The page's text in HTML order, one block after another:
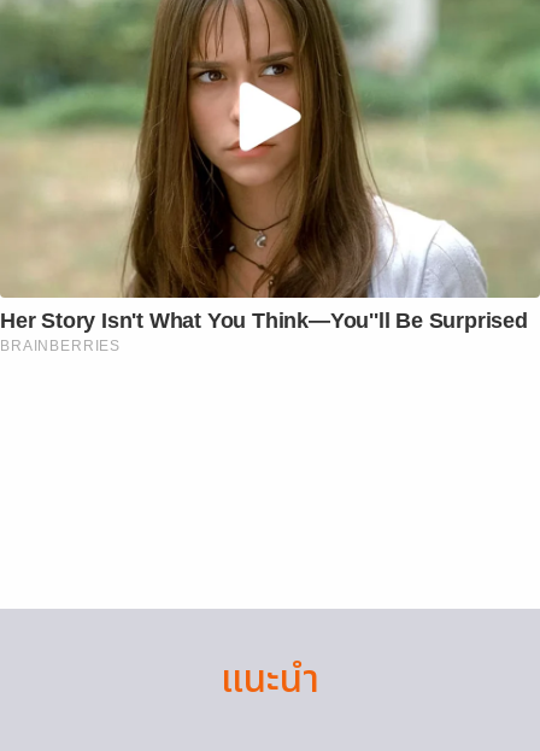
Her Story Isn't What You Think—You''ll Be Surprised
BRAINBERRIES
แนะนำ